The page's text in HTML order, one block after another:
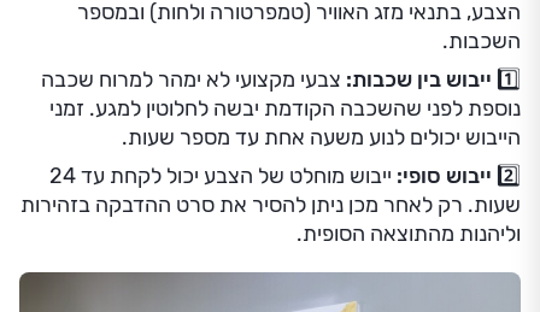
הצבע, בתנאי מזג האוויר (טמפרטורה ולחות) ובמספר
השכבות.
1️⃣ ייבוש בין שכבות:
צבעי מקצועי לא ימהר למרוח שכבה
נוספת לפני שהשכבה הקודמת יבשה לחלוטין למגע. זמני
הייבוש יכולים לנוע משעה אחת עד מספר שעות.
2️⃣ ייבוש סופי:
ייבוש מוחלט של הצבע יכול לקחת עד 24
שעות. רק לאחר מכן ניתן להסיר את סרט ההדבקה בזהירות
וליהנות מהתוצאה הסופית.